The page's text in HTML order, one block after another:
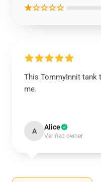
★☆☆☆☆
This TommyInnit tank
me.
A Alice
Verified owner